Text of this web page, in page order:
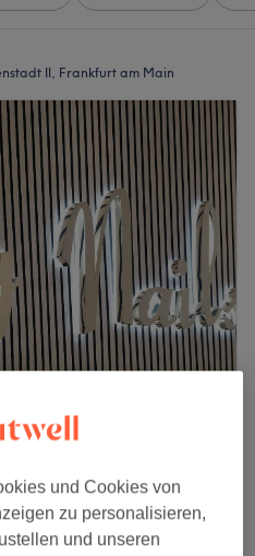
II, Frankfurt am Main
Acryl
ab 61,75 €
und Cookies von
zu personalisieren,
und unseren